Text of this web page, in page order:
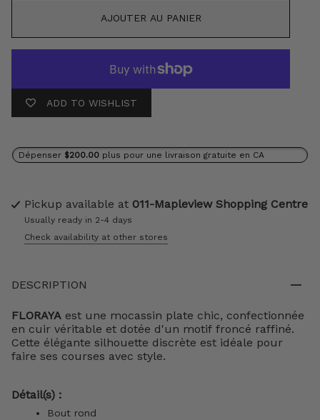
AJOUTER AU PANIER
ADD TO WISHLIST
Dépenser $200.00 plus pour une livraison gratuite en CA
Pickup available at 011-Mapleview Shopping Centre
Usually ready in 2-4 days
Check availability at other stores
DESCRIPTION
FLORAYA est une mocassin plate chic, confectionnée
en cuir véritable et dotée d'un motif froncé raffiné.
Cette élégante silhouette discrète est idéale pour
faire ses courses avec style.
Détail(s) :
Bout rond